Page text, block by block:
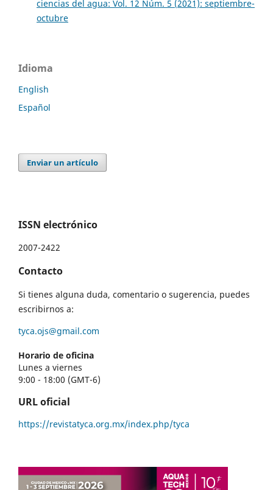
ciencias del agua: Vol. 12 Núm. 5 (2021): septiembre-
octubre
Idioma
English
Español
Enviar un artículo
ISSN electrónico
2007-2422
Contacto
Si tienes alguna duda, comentario o sugerencia, puedes
escribirnos a:
tyca.ojs@gmail.com
Horario de oficina
Lunes a viernes
9:00 - 18:00 (GMT-6)
URL oficial
https://revistatyca.org.mx/index.php/tyca